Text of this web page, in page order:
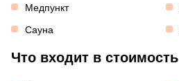
Медпункт
Сауна
Что входит в стоимость